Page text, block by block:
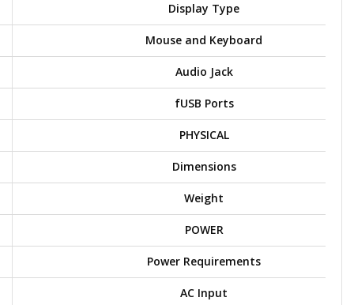
Display Type
Mouse and Keyboard
Audio Jack
fUSB Ports
PHYSICAL
Dimensions
Weight
POWER
Power Requirements
AC Input